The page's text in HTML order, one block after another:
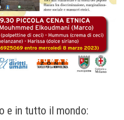
e in tutto il mondo: